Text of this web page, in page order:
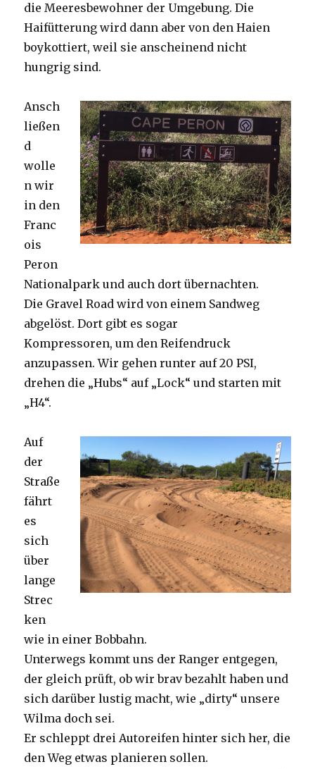
die Meeresbewohner der Umgebung. Die
Haifütterung wird dann aber von den Haien
boykottiert, weil sie anscheinend nicht
hungrig sind.
Ansch
ließen
d
wolle
n wir
in den
Franc
ois
Peron
Nationalpark und auch dort übernachten.
Die Gravel Road wird von einem Sandweg
abgelöst. Dort gibt es sogar
Kompressoren, um den Reifendruck
anzupassen. Wir gehen runter auf 20 PSI,
drehen die „Hubs“ auf „Lock“ und starten mit
„H4“.
Auf
der
Straße
fährt
es
sich
über
lange
Strec
ken
wie in einer Bobbahn.
Unterwegs kommt uns der Ranger entgegen,
der gleich prüft, ob wir brav bezahlt haben und
sich darüber lustig macht, wie „dirty“ unsere
Wilma doch sei.
Er schleppt drei Autoreifen hinter sich her, die
den Weg etwas planieren sollen.